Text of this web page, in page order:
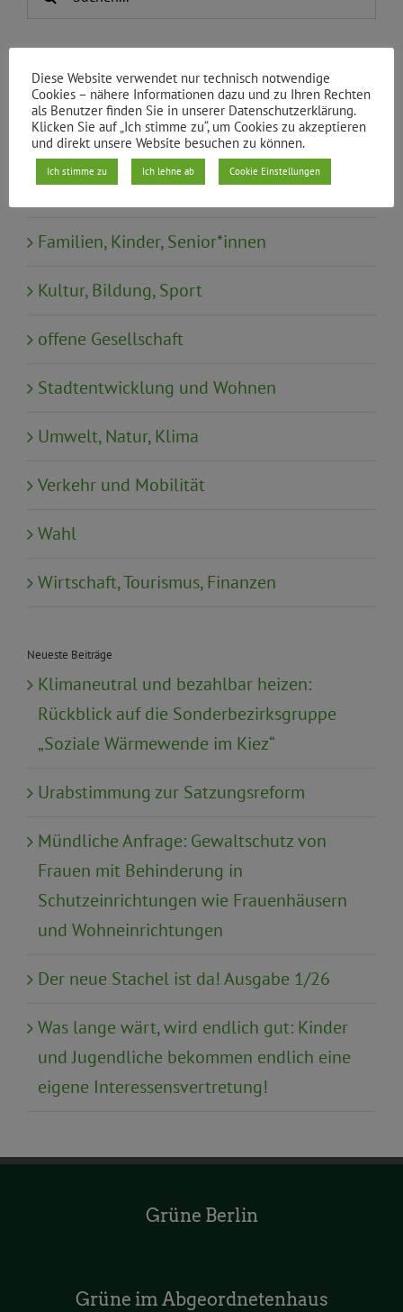
Aktuelles
Arbeit, Soziales, Gesundheit
Demokratie und Beteiligung
Familien, Kinder, Senior*innen
Kultur, Bildung, Sport
offene Gesellschaft
Stadtentwicklung und Wohnen
Umwelt, Natur, Klima
Verkehr und Mobilität
Wahl
Wirtschaft, Tourismus, Finanzen
Neueste Beiträge
Klimaneutral und bezahlbar heizen:
Rückblick auf die Sonderbezirksgruppe
„Soziale Wärmewende im Kiez“
Urabstimmung zur Satzungsreform
Mündliche Anfrage: Gewaltschutz von
Frauen mit Behinderung in
Schutzeinrichtungen wie Frauenhäusern
und Wohneinrichtungen
Der neue Stachel ist da! Ausgabe 1/26
Was lange wärt, wird endlich gut: Kinder
und Jugendliche bekommen endlich eine
eigene Interessensvertretung!
Grüne Berlin
Grüne im Abgeordnetenhaus
Diese Website verwendet nur technisch notwendige
Cookies – nähere Informationen dazu und zu Ihren Rechten
als Benutzer finden Sie in unserer Datenschutzerklärung.
Klicken Sie auf „Ich stimme zu“, um Cookies zu akzeptieren
und direkt unsere Website besuchen zu können.
Ich stimme zu Ich lehne ab Cookie Einstellungen